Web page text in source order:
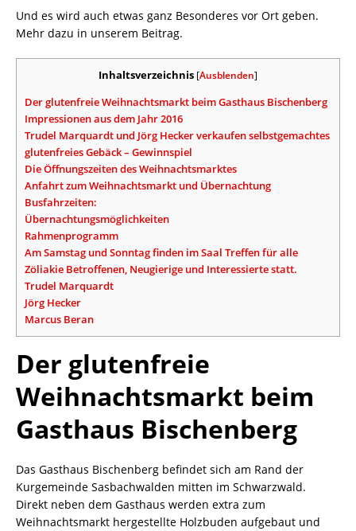
Und es wird auch etwas ganz Besonderes vor Ort geben.
Mehr dazu in unserem Beitrag.
Inhaltsverzeichnis [Ausblenden]
Der glutenfreie Weihnachtsmarkt beim Gasthaus Bischenberg
Impressionen aus dem Jahr 2016
Trudel Marquardt und Jörg Hecker verkaufen selbstgemachtes
glutenfreies Gebäck – Gewinnspiel
Die Öffnungszeiten des Weihnachtsmarktes
Anfahrt zum Weihnachtsmarkt und Übernachtung
Busfahrzeiten:
Übernachtungsmöglichkeiten
Rahmenprogramm
Am Samstag und Sonntag finden im Saal Treffen für alle
Zöliakie Betroffenen, Neugierige und Interessierte statt.
Trudel Marquardt
Jörg Hecker
Marcus Beran
Der glutenfreie
Weihnachtsmarkt beim
Gasthaus Bischenberg
Das Gasthaus Bischenberg befindet sich am Rand der
Kurgemeinde Sasbachwalden mitten im Schwarzwald.
Direkt neben dem Gasthaus werden extra zum
Weihnachtsmarkt hergestellte Holzbuden aufgebaut und